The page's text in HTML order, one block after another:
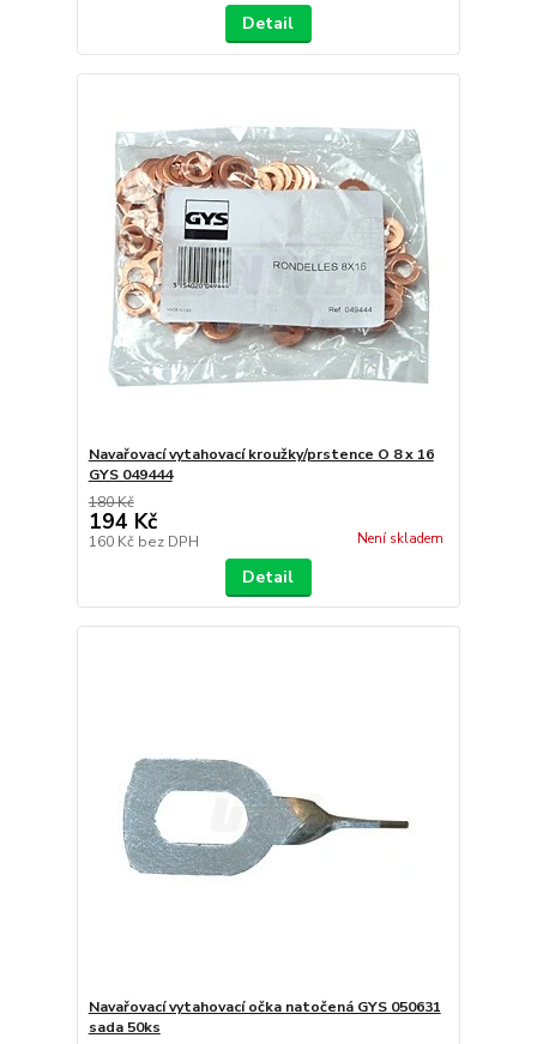
Detail
Navařovací vytahovací kroužky/prstence O 8 x 16
GYS 049444
180 Kč
194 Kč
160 Kč bez DPH Není skladem
Detail
Navařovací vytahovací očka natočená GYS 050631
sada 50ks